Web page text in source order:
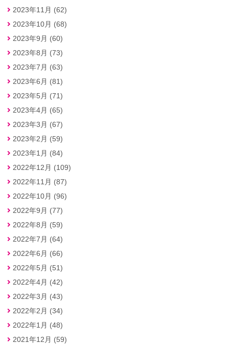
2023年11月 (62)
2023年10月 (68)
2023年9月 (60)
2023年8月 (73)
2023年7月 (63)
2023年6月 (81)
2023年5月 (71)
2023年4月 (65)
2023年3月 (67)
2023年2月 (59)
2023年1月 (84)
2022年12月 (109)
2022年11月 (87)
2022年10月 (96)
2022年9月 (77)
2022年8月 (59)
2022年7月 (64)
2022年6月 (66)
2022年5月 (51)
2022年4月 (42)
2022年3月 (43)
2022年2月 (34)
2022年1月 (48)
2021年12月 (59)